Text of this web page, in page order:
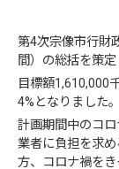
第4次宗像市行財
間）の総括を策定
目標額1,610,000
4%となりました。
計画期間中のコ
業者に負担を求
方、コロナ禍を